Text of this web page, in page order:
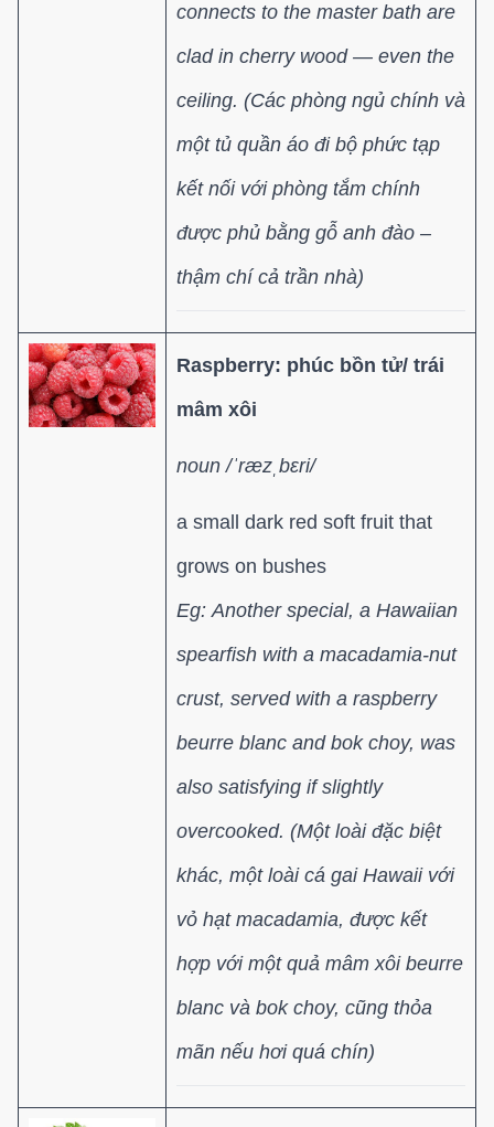
connects to the master bath are
clad in cherry wood — even the
ceiling. (Các phòng ngủ chính và
một tủ quần áo đi bộ phức tạp
kết nối với phòng tắm chính
được phủ bằng gỗ anh đào –
thậm chí cả trần nhà)
Raspberry: phúc bồn tử/ trái
mâm xôi
noun /ˈræzˌbɛri/
a small dark red soft fruit that
grows on bushes
Eg: Another special, a Hawaiian
spearfish with a macadamia-nut
crust, served with a raspberry
beurre blanc and bok choy, was
also satisfying if slightly
overcooked. (Một loài đặc biệt
khác, một loài cá gai Hawaii với
vỏ hạt macadamia, được kết
hợp với một quả mâm xôi beurre
blanc và bok choy, cũng thỏa
mãn nếu hơi quá chín)